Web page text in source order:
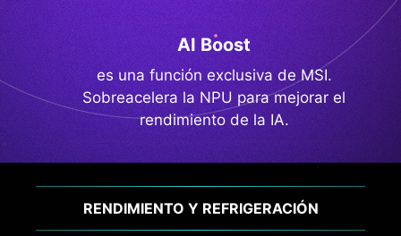
AI Boost
es una función exclusiva de MSI.
Sobreacelera la NPU para mejorar el
rendimiento de la IA.
CONECTIVIDAD